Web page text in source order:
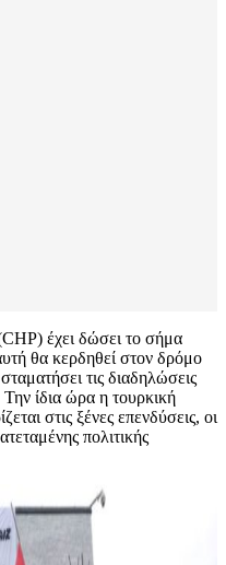
έχει δώσει το σήμα
θα κερδηθεί στον δρόμο
τις διαδηλώσεις
Την ίδια ώρα η τουρκική
στις ξένες επενδύσεις, οι
πολιτικής